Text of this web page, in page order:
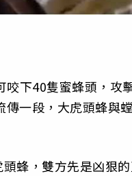
下40隻蜜蜂頭，攻
傳一段，大虎頭蜂與
蜂，雙方先是凶狠